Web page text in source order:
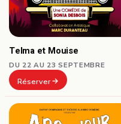
Telma et Mouise
DU 22 AU 23 SEPTEMBRE
Réserver